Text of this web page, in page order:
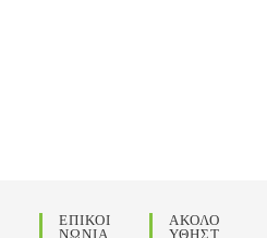
ΕΠΙΚΟΙ
ΝΩΝΙΑ
ΑΚΟΛΟ
ΥΘΗΣΤ